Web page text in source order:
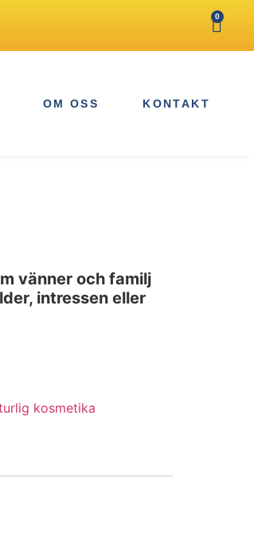
0
OM OSS KONTAKT
vänner och familj
intressen eller
kosmetika